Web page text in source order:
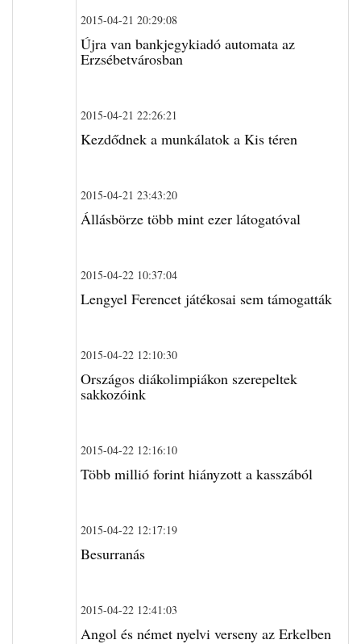
2015-04-21 20:29:08
Újra van bankjegykiadó automata az
Erzsébetvárosban
2015-04-21 22:26:21
Kezdődnek a munkálatok a Kis téren
2015-04-21 23:43:20
Állásbörze több mint ezer látogatóval
2015-04-22 10:37:04
Lengyel Ferencet játékosai sem támogatták
2015-04-22 12:10:30
Országos diákolimpiákon szerepeltek
sakkozóink
2015-04-22 12:16:10
Több millió forint hiányzott a kasszából
2015-04-22 12:17:19
Besurranás
2015-04-22 12:41:03
Angol és német nyelvi verseny az Erkelben